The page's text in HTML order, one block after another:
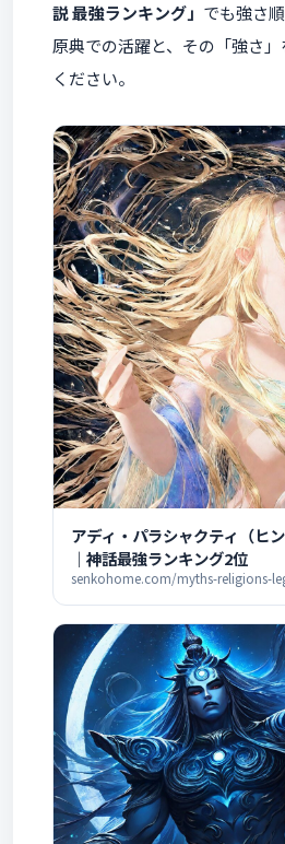
説 最強ランキング」 でも強さ
原典での活躍と、その「強さ
ください。
アディ・パラシャクティ（ヒ
｜神話最強ランキング2位
senkohome.com/myths-religions-